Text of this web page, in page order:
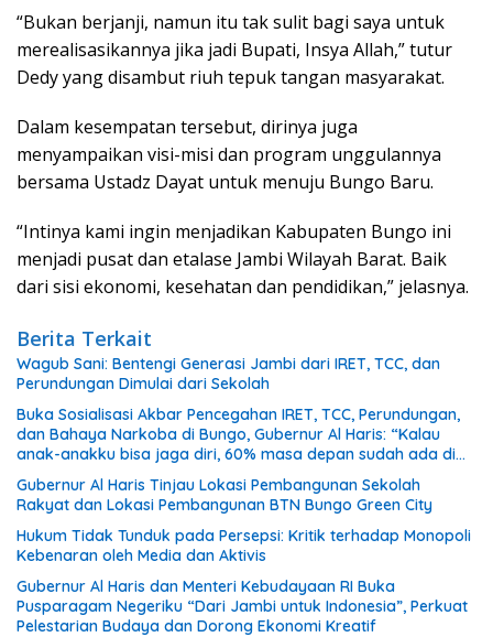
“Bukan berjanji, namun itu tak sulit bagi saya untuk
merealisasikannya jika jadi Bupati, Insya Allah,” tutur
Dedy yang disambut riuh tepuk tangan masyarakat.
Dalam kesempatan tersebut, dirinya juga
menyampaikan visi-misi dan program unggulannya
bersama Ustadz Dayat untuk menuju Bungo Baru.
“Intinya kami ingin menjadikan Kabupaten Bungo ini
menjadi pusat dan etalase Jambi Wilayah Barat. Baik
dari sisi ekonomi, kesehatan dan pendidikan,” jelasnya.
Berita Terkait
Wagub Sani: Bentengi Generasi Jambi dari IRET, TCC, dan
Perundungan Dimulai dari Sekolah
Buka Sosialisasi Akbar Pencegahan IRET, TCC, Perundungan,
dan Bahaya Narkoba di Bungo, Gubernur Al Haris: “Kalau
anak-anakku bisa jaga diri, 60% masa depan sudah ada di
tangan”
Gubernur Al Haris Tinjau Lokasi Pembangunan Sekolah
Rakyat dan Lokasi Pembangunan BTN Bungo Green City
Hukum Tidak Tunduk pada Persepsi: Kritik terhadap Monopoli
Kebenaran oleh Media dan Aktivis
Gubernur Al Haris dan Menteri Kebudayaan RI Buka
Pusparagam Negeriku “Dari Jambi untuk Indonesia”, Perkuat
Pelestarian Budaya dan Dorong Ekonomi Kreatif